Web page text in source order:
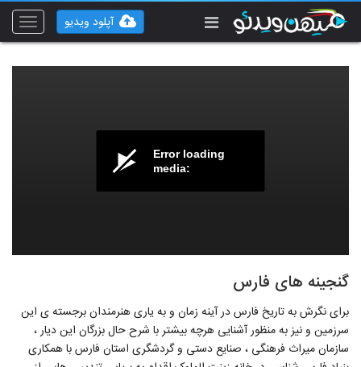
Toggle
آپلود ویدیو
Error loading
media:
گنجینه های فارس
برای نگرش به تاریخ فارس در آینه زمان و به یاری هنرمندان برجسته ی این
سرزمین و نیز به منظور آشنایی هرچه بیشتر با شرح حال بزرگان این دیار ،
سازمان میراث فرهنگی ، صنایع دستی و گردشگری استان فارس با همکاری